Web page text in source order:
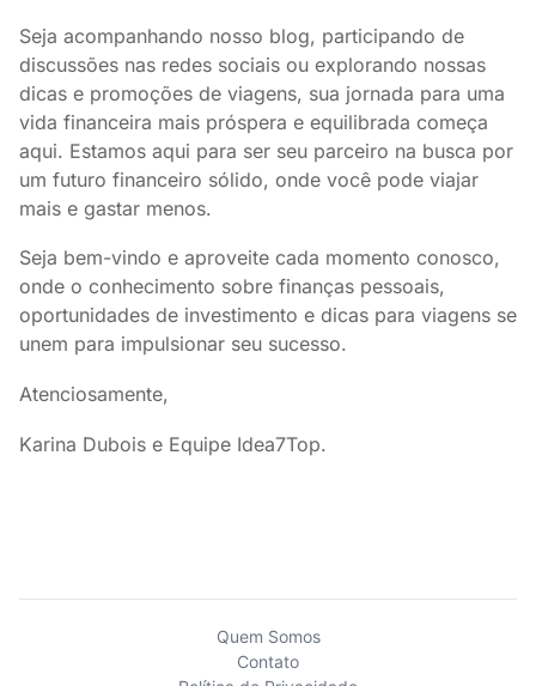
Seja acompanhando nosso blog, participando de
discussões nas redes sociais ou explorando nossas
dicas e promoções de viagens, sua jornada para uma
vida financeira mais próspera e equilibrada começa
aqui. Estamos aqui para ser seu parceiro na busca por
um futuro financeiro sólido, onde você pode viajar
mais e gastar menos.
Seja bem-vindo e aproveite cada momento conosco,
onde o conhecimento sobre finanças pessoais,
oportunidades de investimento e dicas para viagens se
unem para impulsionar seu sucesso.
Atenciosamente,
Karina Dubois e Equipe Idea7Top.
Quem Somos
Contato